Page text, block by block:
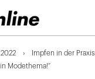
Impfen in der Praxis
Modethema!“